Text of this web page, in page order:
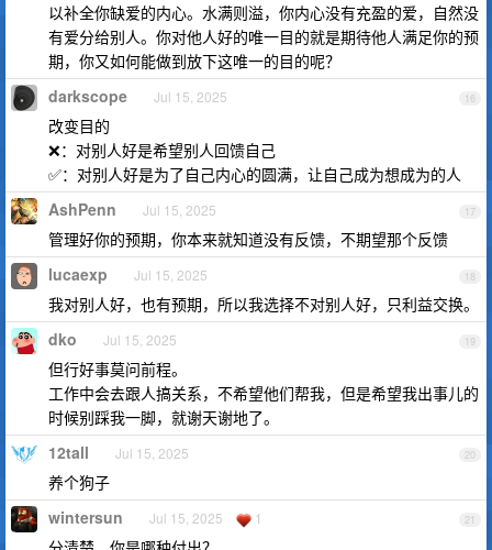
以补全你缺爱的内心。水满则溢，你内心没有充盈的爱，自然没
有爱分给别人。你对他人好的唯一目的就是期待他人满足你的预
期，你又如何能做到放下这唯一的目的呢？
16
darkscope Jul 15, 2025
改变目的
❌：对别人好是希望别人回馈自己
✅：对别人好是为了自己内心的圆满，让自己成为想成为的人
17
AshPenn Jul 15, 2025
管理好你的预期，你本来就知道没有反馈，不期望那个反馈
18
lucaexp Jul 15, 2025
我对别人好，也有预期，所以我选择不对别人好，只利益交换。
19
dko Jul 15, 2025
但行好事莫问前程。
工作中会去跟人搞关系，不希望他们帮我，但是希望我出事儿的
时候别踩我一脚，就谢天谢地了。
20
12tall Jul 15, 2025
养个狗子
21
wintersun Jul 15, 2025 1